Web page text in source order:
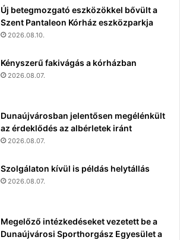
Új betegmozgató eszközökkel bővült a
Szent Pantaleon Kórház eszközparkja
2026.08.10.
Kényszerű fakivágás a kórházban
2026.08.07.
Dunaújvárosban jelentősen megélénkült
az érdeklődés az albérletek iránt
2026.08.07.
Szolgálaton kívül is példás helytállás
2026.08.07.
Megelőző intézkedéseket vezetett be a
Dunaújvárosi Sporthorgász Egyesület a